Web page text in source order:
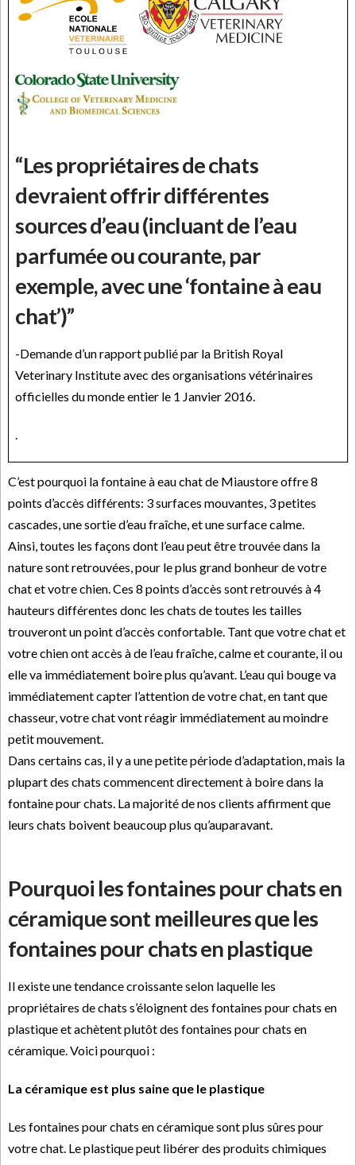
“Les propriétaires de chats
devraient offrir différentes
sources d’eau (incluant de l’eau
parfumée ou courante, par
exemple, avec une ‘fontaine à eau
chat’)”
-Demande d’un rapport publié par la British Royal
Veterinary Institute avec des organisations vétérinaires
officielles du monde entier le 1 Janvier 2016.
.
C’est pourquoi la fontaine à eau chat de Miaustore offre 8
points d’accès différents: 3 surfaces mouvantes, 3 petites
cascades, une sortie d’eau fraîche, et une surface calme.
Ainsi, toutes les façons dont l’eau peut être trouvée dans la
nature sont retrouvées, pour le plus grand bonheur de votre
chat et votre chien. Ces 8 points d’accès sont retrouvés à 4
hauteurs différentes donc les chats de toutes les tailles
trouveront un point d’accès confortable. Tant que votre chat et
votre chien ont accès à de l’eau fraîche, calme et courante, il ou
elle va immédiatement boire plus qu’avant. L’eau qui bouge va
immédiatement capter l’attention de votre chat, en tant que
chasseur, votre chat vont réagir immédiatement au moindre
petit mouvement.
Dans certains cas, il y a une petite période d’adaptation, mais la
plupart des chats commencent directement à boire dans la
fontaine pour chats. La majorité de nos clients affirment que
leurs chats boivent beaucoup plus qu’auparavant.
Pourquoi les fontaines pour chats en
céramique sont meilleures que les
fontaines pour chats en plastique
Il existe une tendance croissante selon laquelle les
propriétaires de chats s’éloignent des fontaines pour chats en
plastique et achètent plutôt des fontaines pour chats en
céramique. Voici pourquoi :
La céramique est plus saine que le plastique
Les fontaines pour chats en céramique sont plus sûres pour
votre chat. Le plastique peut libérer des produits chimiques